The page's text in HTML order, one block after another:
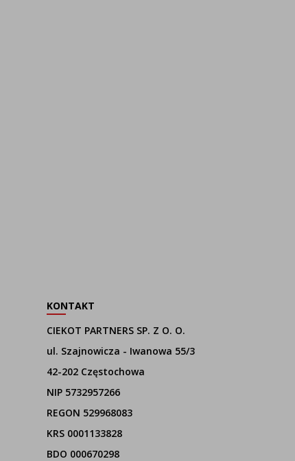
KONTAKT
CIEKOT PARTNERS SP. Z O. O.
ul. Szajnowicza - Iwanowa 55/3
42-202 Częstochowa
NIP 5732957266
REGON 529968083
KRS 0001133828
BDO 000670298